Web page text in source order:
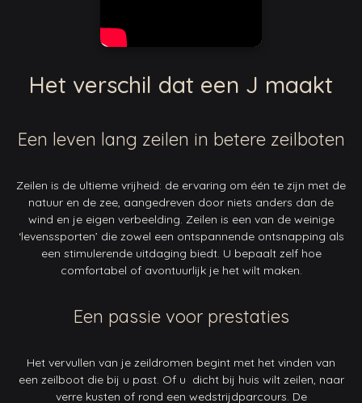
Het verschil dat een J maakt
Een leven lang zeilen in betere zeilboten
Zeilen is de ultieme vrijheid: de ervaring om één te zijn met de
natuur en de zee, aangedreven door niets anders dan de
wind en je eigen verbeelding. Zeilen is een van de weinige
‘levenssporten’ die zowel een ontspannende ontsnapping als
een stimulerende uitdaging biedt. U bepaalt zelf hoe
comfortabel of avontuurlijk je het wilt maken.
Een passie voor prestaties
Het vervullen van je zeildromen begint met het vinden van
een zeilboot die bij u past. Of u dicht bij huis wilt zeilen, naar
verre kusten of rond een wedstrijdparcours. De